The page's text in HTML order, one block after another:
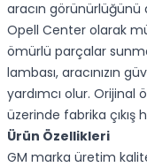
aracın görünürlüğünü
Opell Center olarak
ömürlü parçalar
lambası, aracınızın
yardımcı olur.
üzerinde fabrika çıkış
Ürün Özellikleri
GM marka üretim